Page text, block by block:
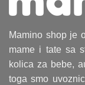
Mamino shop je
mame i tate sa
kolica za bebe,
toga smo